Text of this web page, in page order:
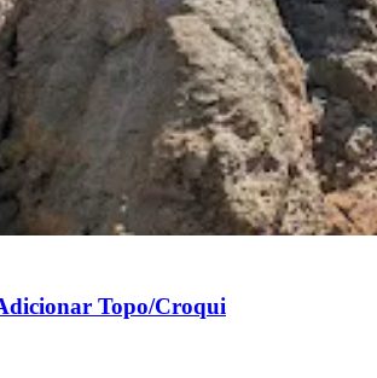
Topo/Croqui